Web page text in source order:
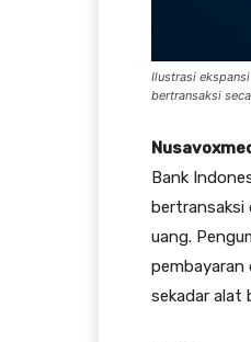
Ilustrasi
bertransaksi
Bank
bertransaksi
uang.
pembayaran
sekadar alat